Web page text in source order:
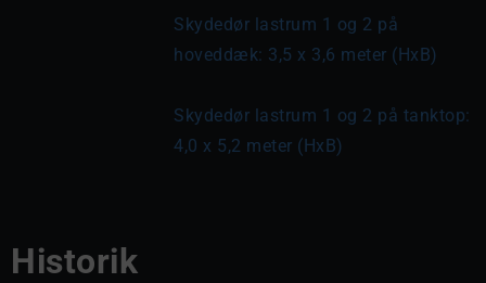
Skydedør lastrum 1 og 2 på
hoveddæk: 3,5 x 3,6 meter (HxB)
Skydedør lastrum 1 og 2 på tanktop:
4,0 x 5,2 meter (HxB)
Historik